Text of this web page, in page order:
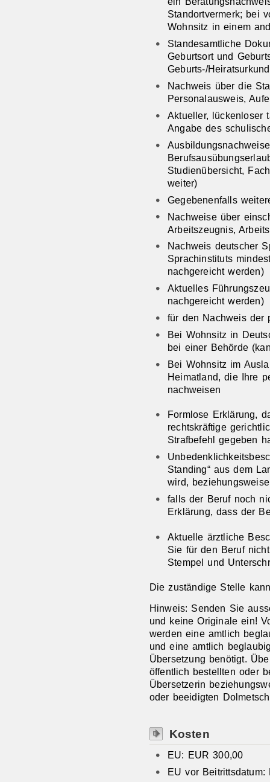
Standortvermerk; bei
Wohnsitz in einem
Standesamtliche
Geburtsort und
Geburts-/
Nachweis über die
Personalausweis,
Aktueller, lückenloser
Angabe des
Studienübersicht,
weiter)
Gegebenenfalls
Nachweise über
Arbeitszeugnis,
Nachweis deutscher
Sprachinstituts
nachgereicht werden)
Aktuelles
nachgereicht werden)
für den Nachweis der
Bei Wohnsitz in
bei einer Behörde
Bei Wohnsitz im
Heimatland, die Ihre
nachweisen
Formlose Erklärung,
rechtskräftige
Strafbefehl gegeben
Standing“ aus dem
wird,
falls der Beruf noch
Erklärung, dass der
Aktuelle ärztliche
Sie für den Beruf
Stempel und
Die zuständige Stelle
Hinweis: Senden Sie
und keine Originale ein!
werden eine amtlich
und eine amtlich
Übersetzung benötigt.
öffentlich bestellten oder
Übersetzerin
oder beeidigten
Kosten
EU: EUR 300,00
EU vor Beitrittsdatum: